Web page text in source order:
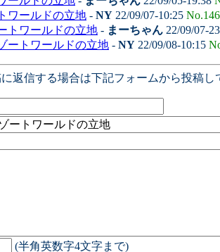
ワールドの立地 - NY 22/09/07-10:25
トワールドの立地 - まーちゃん 22/09/07-
ートワールドの立地 - NY 22/09/08-10:15
返信する場合は下記フォームから投稿し
(半角英数字4文字まで)